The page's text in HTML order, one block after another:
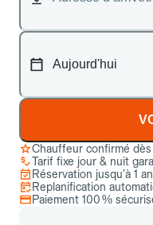
Chauffeur confirmé dès
Tarif fixe jour & nuit
Réservation jusqu’à 1
Replanification
Paiement 100 %